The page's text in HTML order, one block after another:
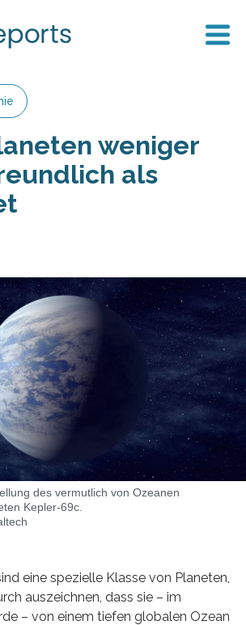
weniger
als
des vermutlich von Ozeanen
Kepler-69c.
eine spezielle Klasse von Planeten,
auszeichnen, dass sie – im
– von einem tiefen globalen Ozean